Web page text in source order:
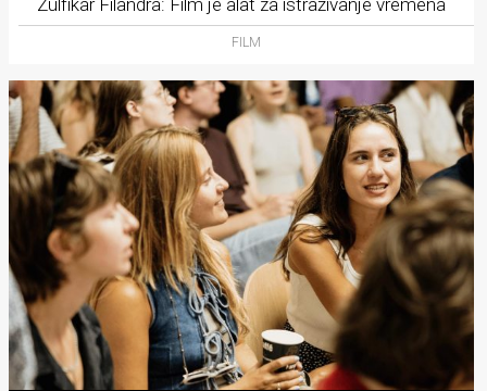
Zulfikar Filandra: Film je alat za istraživanje vremena
FILM